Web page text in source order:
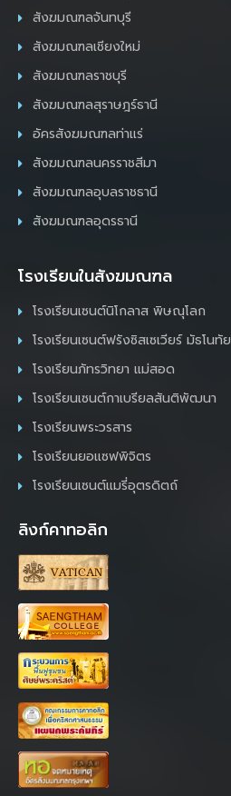
สังฆมณฑลจันทบุรี
สังฆมณฑลเชียงใหม่
สังฆมณฑลราชบุรี
สังฆมณฑลสุราษฎร์ธานี
อัครสังฆมณฑลท่าแร่
สังฆมณฑลนครราชสีมา
สังฆมณฑลอุบลราชธานี
สังฆมณฑลอุดรธานี
โรงเรียนในสังฆมณฑล
โรงเรียนเซนต์นิโกลาส พิษณุโลก
โรงเรียนเซนต์ฟรังซิสเซเวียร์ มัธโนทัย
โรงเรียนภัทรวิทยา แม่สอด
โรงเรียนเซนต์กาเบรียลสันติพัฒนา
โรงเรียนพระวรสาร
โรงเรียนยอแซฟพิจิตร
โรงเรียนเซนต์แมรี่อุตรดิตถ์
ลิงก์คาทอลิก